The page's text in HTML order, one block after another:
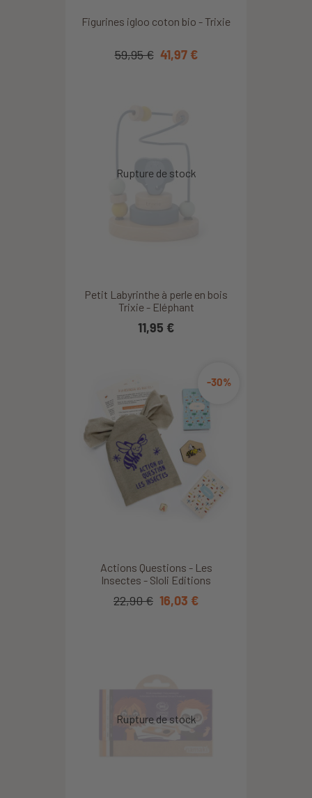
Figurines igloo coton bio - Trixie
59,95 € 41,97 €
Petit Labyrinthe à perle en bois
Trixie - Eléphant
11,95 €
Actions Questions - Les
Insectes - Sloli Editions
-30%
22,90 € 16,03 €